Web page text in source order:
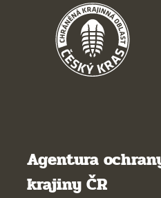
Agentura
krajiny ČR